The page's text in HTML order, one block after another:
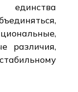
различия,